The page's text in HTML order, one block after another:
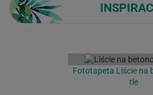
Fototapeta Liście na
tle